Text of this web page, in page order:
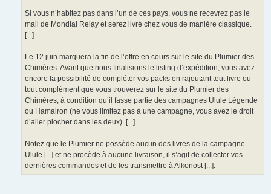
Si vous n’habitez pas dans l’un de ces pays, vous ne recevrez pas le
mail de Mondial Relay et serez livré chez vous de manière classique.
[...]
Le 12 juin marquera la fin de l’offre en cours sur le site du Plumier des
Chimères. Avant que nous finalisions le listing d’expédition, vous avez
encore la possibilité de compléter vos packs en rajoutant tout livre ou
tout complément que vous trouverez sur le site du Plumier des
Chimères, à condition qu’il fasse partie des campagnes Ulule Légende
ou Hamalron (ne vous limitez pas à une campagne, vous avez le droit
d’aller piocher dans les deux). [...]
Notez que le Plumier ne possède aucun des livres de la campagne
Ulule [...] et ne procède à aucune livraison, il s’agit de collecter vos
dernières commandes et de les transmettre à Alkonost [...].